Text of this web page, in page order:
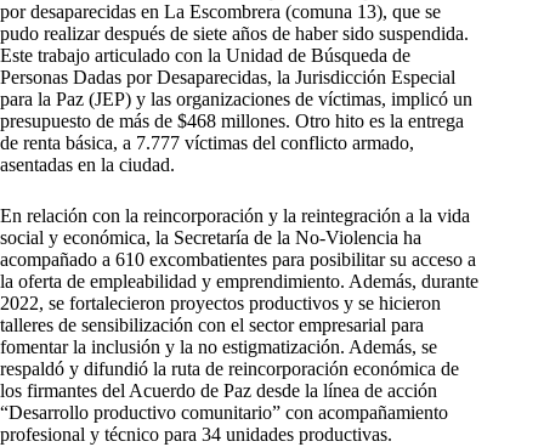
por desaparecidas en La Escombrera (comuna 13), que se
pudo realizar después de siete años de haber sido suspendida.
Este trabajo articulado con la Unidad de Búsqueda de
Personas Dadas por Desaparecidas, la Jurisdicción Especial
para la Paz (JEP) y las organizaciones de víctimas, implicó un
presupuesto de más de $468 millones. Otro hito es la entrega
de renta básica, a 7.777 víctimas del conflicto armado,
asentadas en la ciudad.
En relación con la reincorporación y la reintegración a la vida
social y económica, la Secretaría de la No-Violencia ha
acompañado a 610 excombatientes para posibilitar su acceso a
la oferta de empleabilidad y emprendimiento. Además, durante
2022, se fortalecieron proyectos productivos y se hicieron
talleres de sensibilización con el sector empresarial para
fomentar la inclusión y la no estigmatización. Además, se
respaldó y difundió la ruta de reincorporación económica de
los firmantes del Acuerdo de Paz desde la línea de acción
“Desarrollo productivo comunitario” con acompañamiento
profesional y técnico para 34 unidades productivas.